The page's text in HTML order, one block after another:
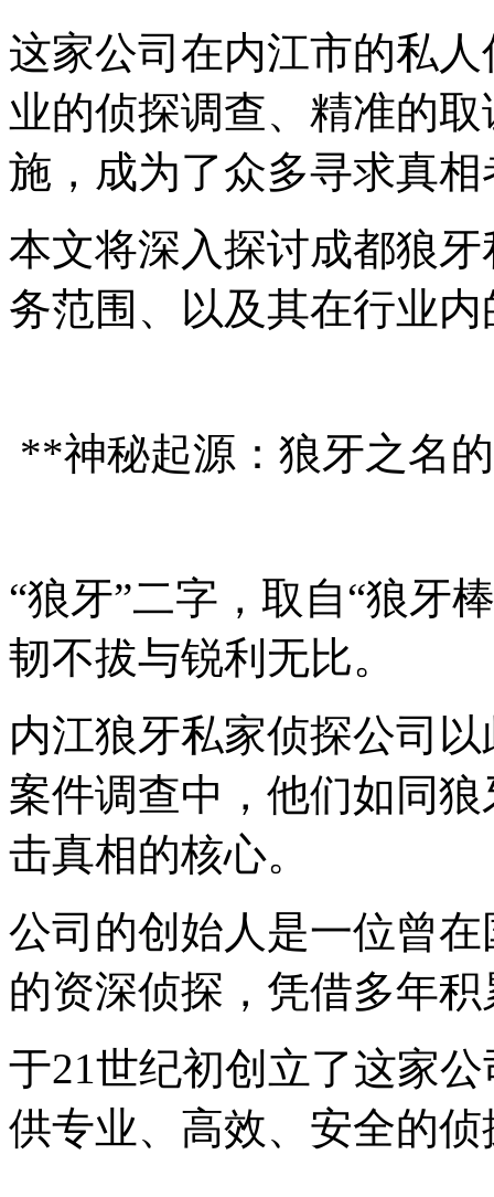
这家公司在内江市的私
业的侦探调查、精准的
施，成为了众多寻求真
本文将深入探讨成都狼
务范围、以及其在行业
**神秘起源：狼牙之名
“狼牙”二字，取自“狼牙
韧不拔与锐利无比。
内江狼牙私家侦探公司
案件调查中，他们如同
击真相的核心。
公司的创始人是一位曾
的资深侦探，凭借多年
于21世纪初创立了这家
供专业、高效、安全的